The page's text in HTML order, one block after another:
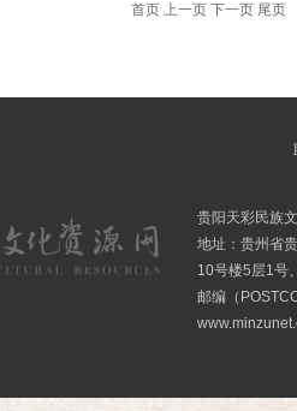
首页 上一页 下一页 尾页
贵阳天彩民族
地址：贵州省
10号楼5层1号
邮编（